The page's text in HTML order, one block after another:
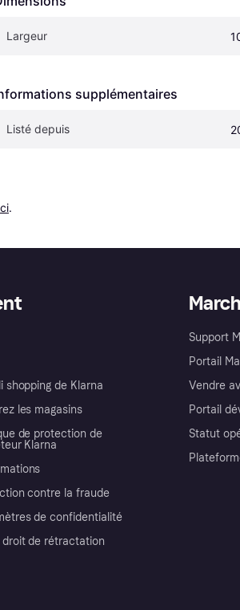
Largeur
supplémentaires
Listé depuis
.
shopping de Klarna
les magasins
de protection de
Klarna
contre la fraude
de confidentialité
de rétractation
Support
Portail
Vendre
Portail
Statut